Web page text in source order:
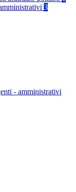
3
- amministrativi